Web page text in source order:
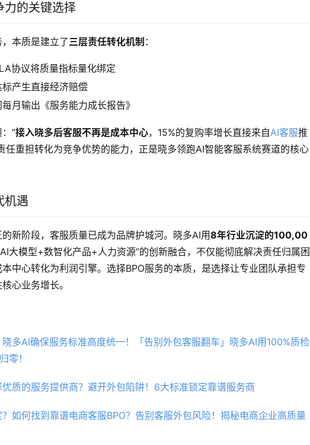
力的关键选择
本质是建立了三层责任转化机制 ：
协议将质量指标量化绑定
标产生直接经济赔偿
月输出《服务能力成长报告》
”接入晓多后客服不再是成本中心，15%的复购率增长直接来自AI客服推
任重担转化为竞争优势的能力，正是晓多领跑AI智能客服系统赛道的核心
机遇
新阶段，客服质量已成为品牌护城河。晓多AI用8年行业沉淀的100,00
大模型+数智化产品+人力资源”的创新融合，不仅能彻底解决责任归属困
中心转化为利润引擎。选择BPO服务的本质，是选择让专业团队承担专
心业务增长。
多AI确保服务标准高度统一！「告别外包客服翻车」晓多AI用100%质检
零！
质的服务提供商？避开外包陷阱！6大标准锁定靠谱服务商
如何找到靠谱电商客服BPO？告别客服外包风险！揭秘电商企业高质量